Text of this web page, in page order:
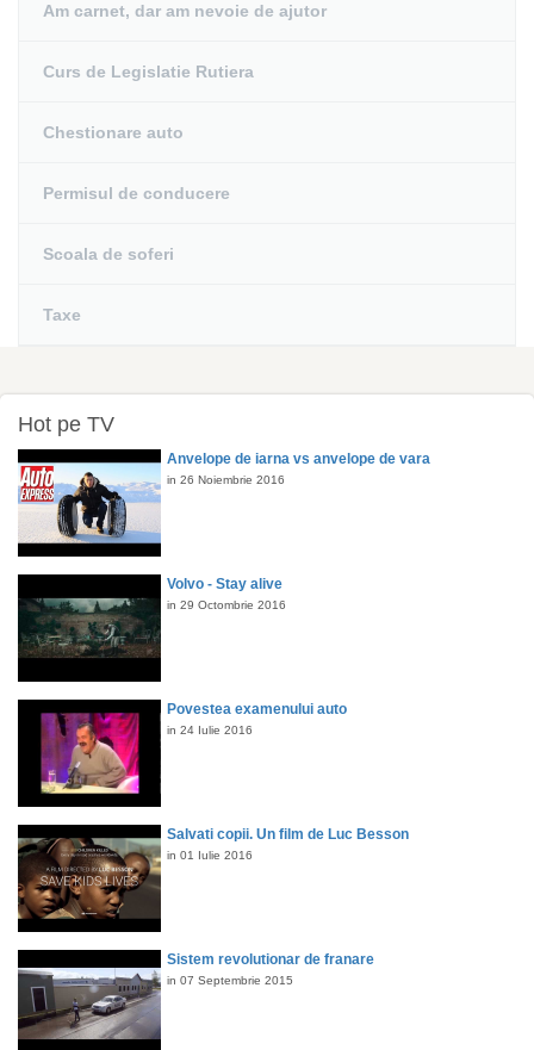
Am carnet, dar am nevoie de ajutor
Curs de Legislatie Rutiera
Chestionare auto
Permisul de conducere
Scoala de soferi
Taxe
Hot pe TV
Anvelope de iarna vs anvelope de vara
in 26 Noiembrie 2016
Volvo - Stay alive
in 29 Octombrie 2016
Povestea examenului auto
in 24 Iulie 2016
Salvati copii. Un film de Luc Besson
in 01 Iulie 2016
Sistem revolutionar de franare
in 07 Septembrie 2015